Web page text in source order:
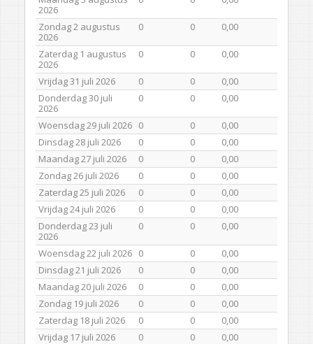
2026
Zondag 2 augustus
2026
0 0 0,00
Zaterdag 1 augustus
2026
0 0 0,00
Vrijdag 31 juli 2026 0 0
0,00
Donderdag 30 juli
2026
0 0 0,00
Woensdag 29 juli 2026 0 0
0,00
Dinsdag 28 juli 2026
0 0
0,00
Maandag 27 juli 2026
0 0
0,00
Zondag 26 juli 2026
0 0
0,00
Zaterdag 25 juli 2026
0 0
0,00
Vrijdag 24 juli 2026
0 0
0,00
Donderdag 23 juli
2026
0 0 0,00
Woensdag 22 juli 2026 0 0
0,00
Dinsdag 21 juli 2026
0 0
0,00
Maandag 20 juli 2026
0 0
0,00
Zondag 19 juli 2026
0 0
0,00
Zaterdag 18 juli 2026
0 0
0,00
Vrijdag 17 juli 2026
0 0
0,00